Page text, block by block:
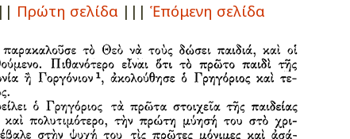
Πρώτη σελίδα ||| Ἑπόμενη σελίδα